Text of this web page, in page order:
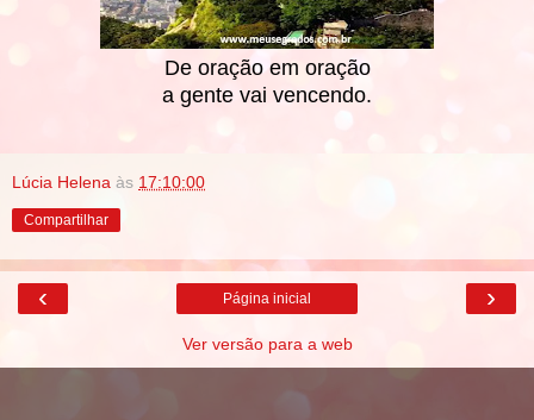
De oração em oração
a gente vai vencendo.
Lúcia Helena às 17:10:00
Compartilhar
‹ ›
Página inicial
Ver versão para a web